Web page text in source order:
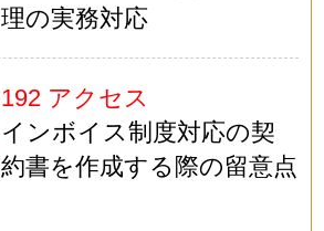
理の実務対応
192 アクセス
インボイス制度対応の契
約書を作成する際の留意点